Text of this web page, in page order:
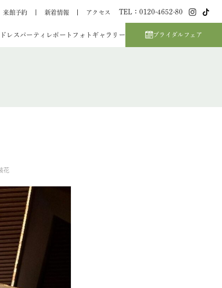
来館予約 新着情報 アクセス TEL：0120-4652-80
ドレスパーティレポート フォトギャラリー ブライダルフェア
花